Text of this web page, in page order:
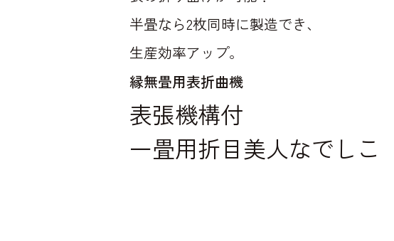
半畳なら2枚同時に製造でき、
生産効率アップ。
縁無畳用表折曲機
表張機構付
一畳用折目美人なでしこ